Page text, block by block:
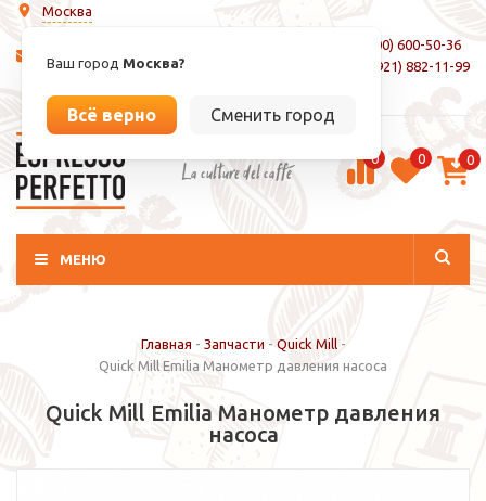
Москва
Ваш город Москва?
Всё верно Сменить город
info@espressoperfetto.ru
8 (800) 600-50-36
+7 (921) 882-11-99
La culture del caffé 0 0 0
МЕНЮ
Главная - Запчасти - Quick Mill -
Quick Mill Emilia Манометр давления насоса
Quick Mill Emilia Манометр давления
насоса